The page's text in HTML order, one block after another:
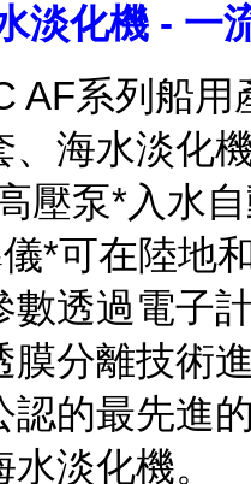
淡化機 - 一
AF系列船
、海水淡化
壓泵*入水
*可在陸地
數透過電子
膜分離技術
認的最先進
淡化機。